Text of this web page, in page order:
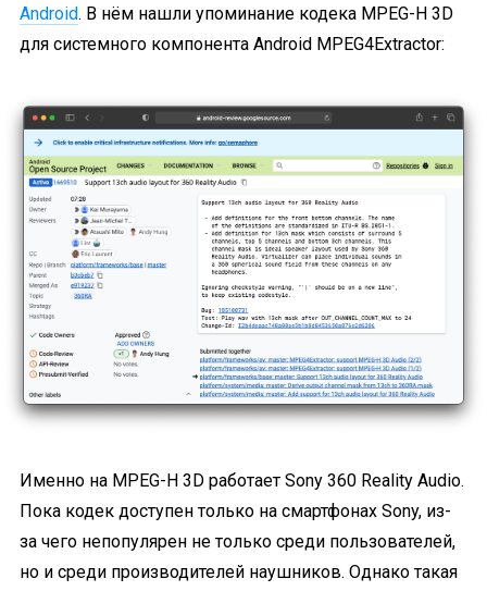
Android. В нём нашли упоминание кодека MPEG-H 3D
для системного компонента Android MPEG4Extractor:
Именно на MPEG-H 3D работает Sony 360 Reality Audio.
Пока кодек доступен только на смартфонах Sony, из-
за чего непопулярен не только среди пользователей,
но и среди производителей наушников. Однако такая